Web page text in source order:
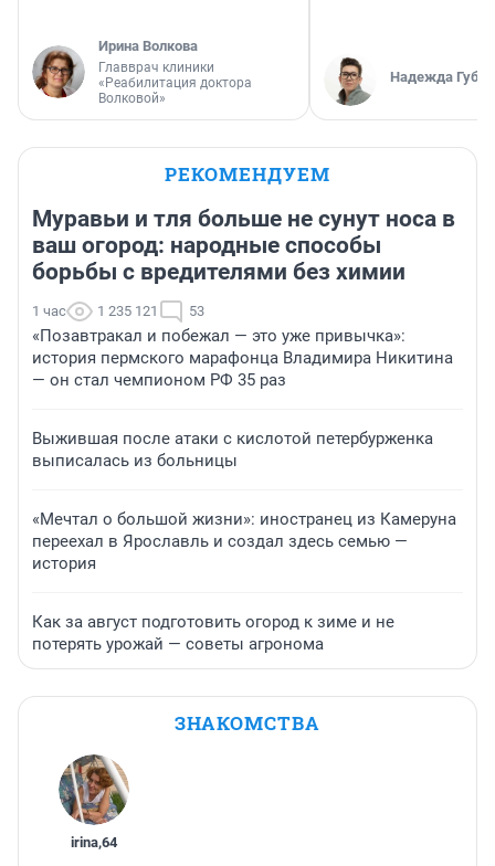
Ирина Волкова
Главврач клиники
«Реабилитация доктора
Волковой»
Надежда
РЕКОМЕНДУЕМ
Муравьи и тля больше не сунут носа в
ваш огород: народные способы
борьбы с вредителями без химии
1 час 1 235 121 53
«Позавтракал и побежал — это уже привычка»:
история пермского марафонца Владимира Никитина
— он стал чемпионом РФ 35 раз
Выжившая после атаки с кислотой петербурженка
выписалась из больницы
«Мечтал о большой жизни»: иностранец из Камеруна
переехал в Ярославль и создал здесь семью —
история
Как за август подготовить огород к зиме и не
потерять урожай — советы агронома
ЗНАКОМСТВА
irina,64